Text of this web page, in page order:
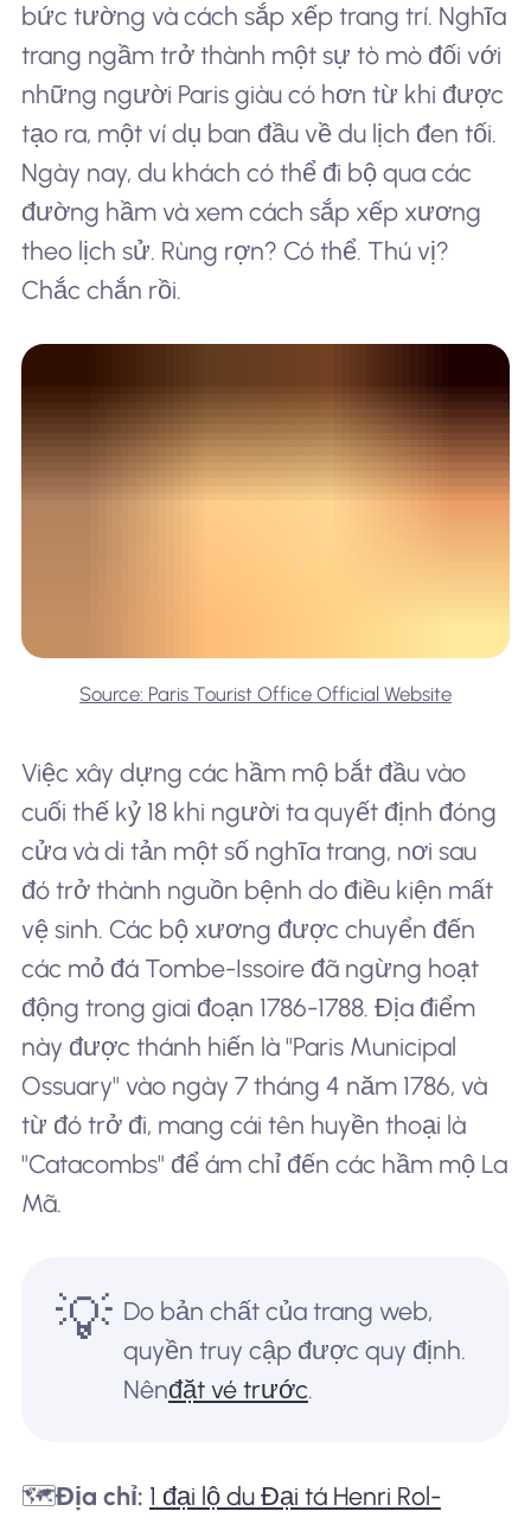
bức tường và cách sắp xếp trang trí. Nghĩa
trang ngầm trở thành một sự tò mò đối với
những người Paris giàu có hơn từ khi được
tạo ra, một ví dụ ban đầu về du lịch đen tối.
Ngày nay, du khách có thể đi bộ qua các
đường hầm và xem cách sắp xếp xương
theo lịch sử. Rùng rợn? Có thể. Thú vị?
Chắc chắn rồi.
Source: Paris Tourist Office Official Website
Việc xây dựng các hầm mộ bắt đầu vào
cuối thế kỷ 18 khi người ta quyết định đóng
cửa và di tản một số nghĩa trang, nơi sau
đó trở thành nguồn bệnh do điều kiện mất
vệ sinh. Các bộ xương được chuyển đến
các mỏ đá Tombe-Issoire đã ngừng hoạt
động trong giai đoạn 1786-1788. Địa điểm
này được thánh hiến là "Paris Municipal
Ossuary" vào ngày 7 tháng 4 năm 1786, và
từ đó trở đi, mang cái tên huyền thoại là
"Catacombs" để ám chỉ đến các hầm mộ La
Mã.
💡 Do bản chất của trang web,
quyền truy cập được quy định.
Nênđặt vé trước.
🗺️Địa chỉ: 1 đại lộ du Đại tá Henri Rol-